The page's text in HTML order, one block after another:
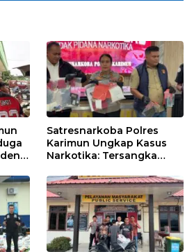
Satresnarkoba Polres
Karimun Ungkap Kasus
Narkotika: Tersangka
Internasional